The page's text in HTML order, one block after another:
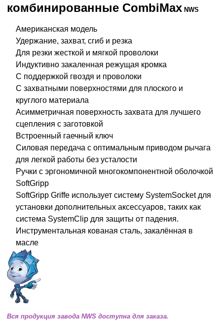
комбинированные CombiMax NWS
Американская модель
Удержание, захват, сгиб и резка
Для резки жесткой и мягкой проволоки
Индуктивно закаленная режущая кромка
С поддержкой гвоздя и проволоки
С захватными поверхностями для плоского и
круглого материала
Асимметричная поверхность захвата для лучшего
сцепления с заготовкой
Встроенный гаечный ключ
Силовая передача с оптимальным приводом рычага
для легкой работы без усталости
Ручки с эргономичной многокомпонентной оболочкой
SoftGripp
SoftGripp Griffe использует систему SystemSocket для
установки дополнительных аксессуаров, таких как
система SystemClip для защиты от падения.
Инструментальная кованая сталь, закалённая в
масле
Вся продукция завода NWS доступна для заказа.